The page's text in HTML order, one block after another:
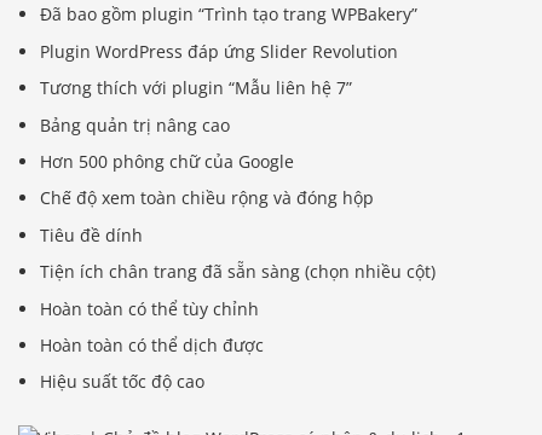
Đã bao gồm plugin “Trình tạo trang WPBakery”
Plugin WordPress đáp ứng Slider Revolution
Tương thích với plugin “Mẫu liên hệ 7”
Bảng quản trị nâng cao
Hơn 500 phông chữ của Google
Chế độ xem toàn chiều rộng và đóng hộp
Tiêu đề dính
Tiện ích chân trang đã sẵn sàng (chọn nhiều cột)
Hoàn toàn có thể tùy chỉnh
Hoàn toàn có thể dịch được
Hiệu suất tốc độ cao